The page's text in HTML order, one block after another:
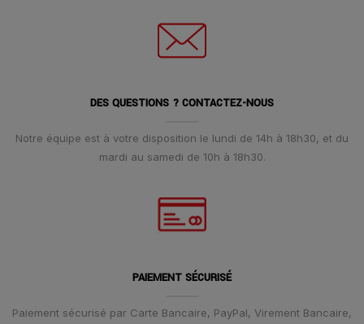
DES QUESTIONS ? CONTACTEZ-NOUS
Notre équipe est à votre disposition le lundi de 14h à 18h30, et du
mardi au samedi de 10h à 18h30.
PAIEMENT SÉCURISÉ
Paiement sécurisé par Carte Bancaire, PayPal, Virement Bancaire,